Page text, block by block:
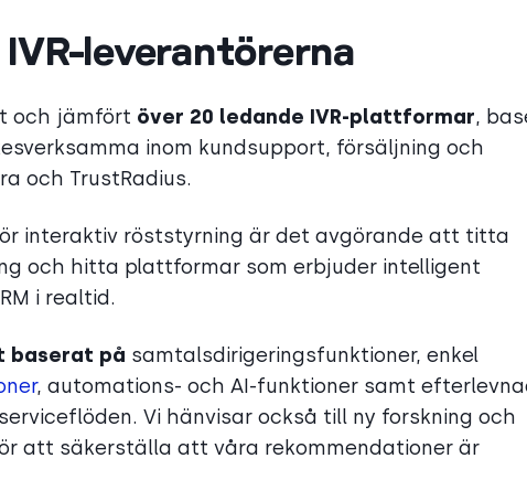
leverantörerna
och jämfört över 20 ledande IVR-plattformar,
inom kundsupport, försäljning och
och TrustRadius.
interaktiv röststyrning är det avgörande att titta
och hitta plattformar som erbjuder intelligent
i realtid.
baserat på samtalsdirigeringsfunktioner, enkel
, automations- och AI-funktioner samt
Vi hänvisar också till ny forskning och
att säkerställa att våra rekommendationer är